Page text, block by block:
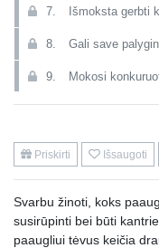
7. Išmoksta gerbti
8. Gali save
9. Mokosi
10. Mokosi
11. Ieško savo
13.
14. Kaip elgtis su
Priskirti
Išsaugoti
Svarbu žinoti, koks
susirūpinti bei būti
paaugliui tėvus keičia